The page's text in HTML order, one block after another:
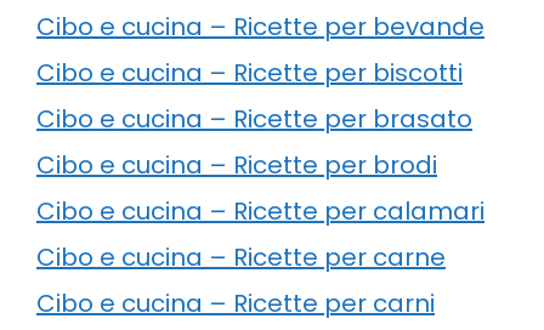
Cibo e cucina – Ricette per bevande
Cibo e cucina – Ricette per biscotti
Cibo e cucina – Ricette per brasato
Cibo e cucina – Ricette per brodi
Cibo e cucina – Ricette per calamari
Cibo e cucina – Ricette per carne
Cibo e cucina – Ricette per carni